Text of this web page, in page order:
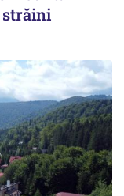
străini